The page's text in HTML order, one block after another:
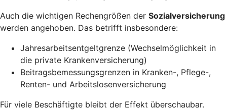
Auch die wichtigen Rechengrößen der Sozialversicherung
werden angehoben. Das betrifft insbesondere:
Jahresarbeitsentgeltgrenze (Wechselmöglichkeit in
die private Krankenversicherung)
Beitragsbemessungsgrenzen in Kranken-, Pflege-,
Renten- und Arbeitslosenversicherung
Für viele Beschäftigte bleibt der Effekt überschaubar.